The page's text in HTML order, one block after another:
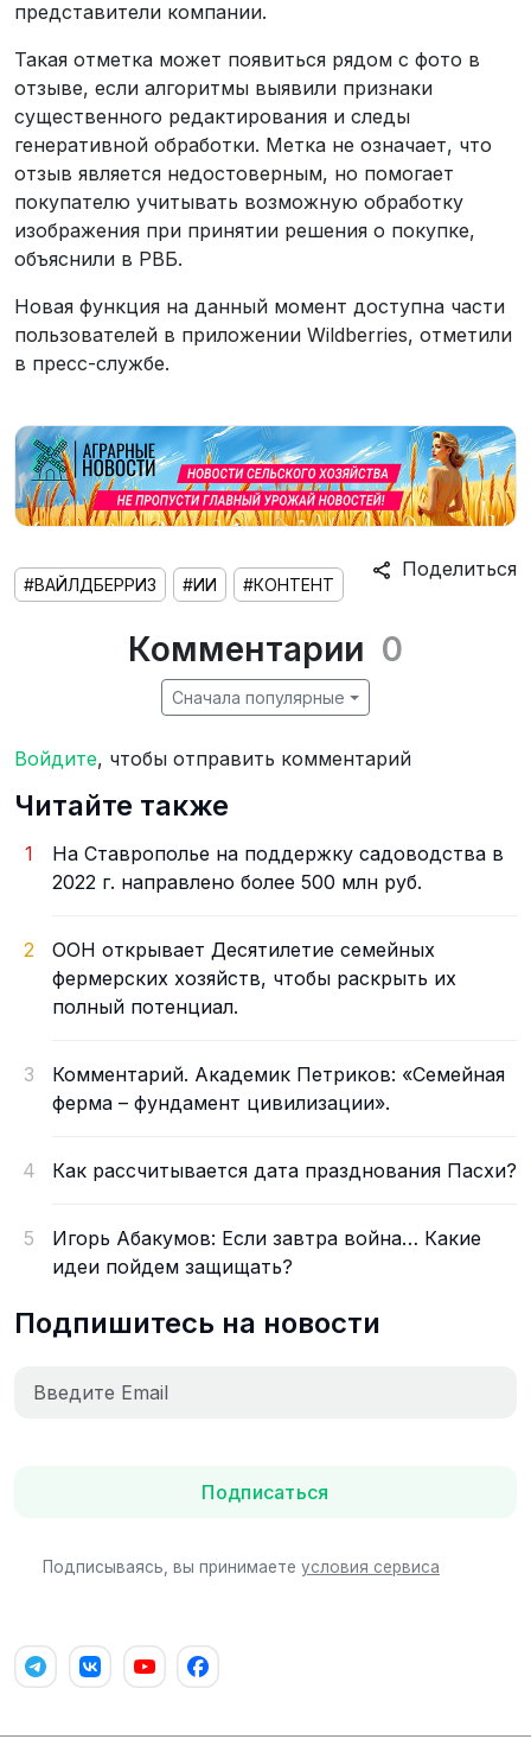
представители компании.
Такая отметка может появиться рядом с фото в
отзыве, если алгоритмы выявили признаки
существенного редактирования и следы
генеративной обработки. Метка не означает, что
отзыв является недостоверным, но помогает
покупателю учитывать возможную обработку
изображения при принятии решения о покупке,
объяснили в РВБ.
Новая функция на данный момент доступна части
пользователей в приложении Wildberries, отметили
в пресс-службе.
Поделиться
#ВАЙЛДБЕРРИЗ #ИИ #КОНТЕНТ
Комментарии 0
Сначала популярные
Войдите, чтобы отправить комментарий
Читайте также
1
На Ставрополье на поддержку садоводства в
2022 г. направлено более 500 млн руб.
2
ООН открывает Десятилетие семейных
фермерских хозяйств, чтобы раскрыть их
полный потенциал.
3
Комментарий. Академик Петриков: «Семейная
ферма – фундамент цивилизации».
4 Как рассчитывается дата празднования Пасхи?
5
Игорь Абакумов: Если завтра война… Какие
идеи пойдем защищать?
Подпишитесь на новости
Подписаться
Подписываясь, вы принимаете условия сервиса